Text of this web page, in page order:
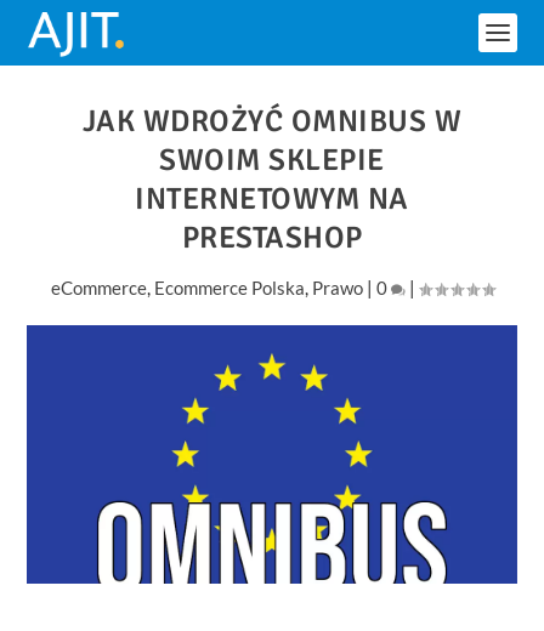
JAK WDROŻYĆ OMNIBUS W
SWOIM SKLEPIE
INTERNETOWYM NA
PRESTASHOP
eCommerce, Ecommerce Polska, Prawo| 0 |